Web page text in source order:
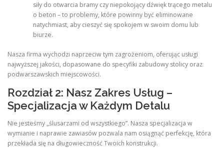
siły do otwarcia bramy czy niepokojący dźwięk trącego metalu
o beton – to problemy, które powinny być eliminowane
natychmiast, aby cieszyć się spokojem w swoim domu lub
biurze.
Nasza firma wychodzi naprzeciw tym zagrożeniom, oferując usługi
najwyższej jakości, dopasowane do specyfiki zabudowy stolicy oraz
podwarszawskich miejscowości.
Rozdział 2: Nasz Zakres Usług –
Specjalizacja w Każdym Detalu
Nie jesteśmy „ślusarzami od wszystkiego”. Nasza specjalizacja w
wymianie i naprawie zawiasów pozwala nam osiągnąć perfekcję, która
przekłada się na długowieczność Twoich konstrukcji.